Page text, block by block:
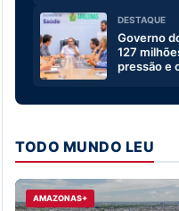
DESTAQUE
Governo
127
pressão e
TODO MUNDO LEU
AMAZONAS+